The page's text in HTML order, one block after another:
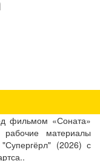
фильмом «Соната»
рабочие материалы
(2026) с